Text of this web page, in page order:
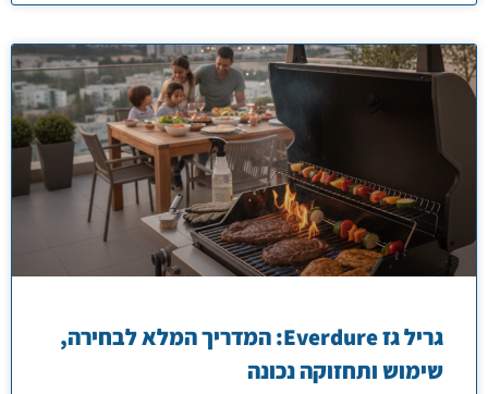
גריל גז Everdure: המדריך המלא לבחירה,
שימוש ותחזוקה נכונה